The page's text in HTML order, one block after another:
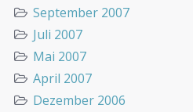
September 2007
Juli 2007
Mai 2007
April 2007
Dezember 2006